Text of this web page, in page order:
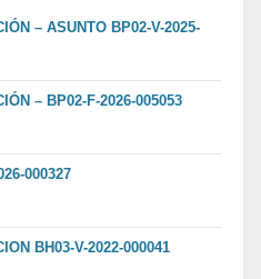
– ASUNTO BP02-V-2025-
– BP02-F-2026-005053
000327
BH03-V-2022-000041